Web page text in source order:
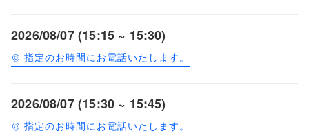
2026/08/07 (15:15 ~ 15:30)
指定のお時間にお電話いたします。
2026/08/07 (15:30 ~ 15:45)
指定のお時間にお電話いたします。